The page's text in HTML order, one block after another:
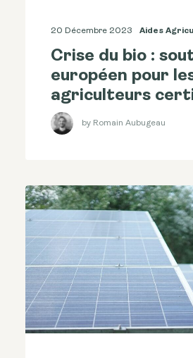
20 Décembre 2023 Aides
Crise du bio :
européen pour
agriculteurs
by Romain Aubugeau